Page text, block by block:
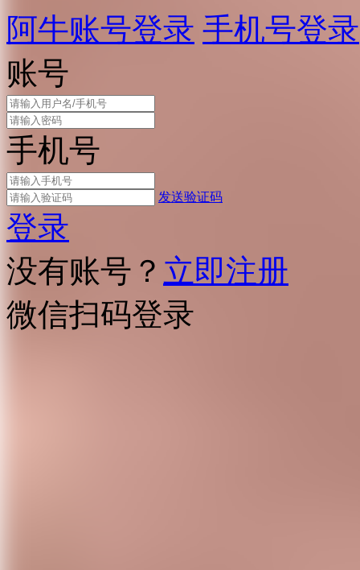
阿牛账号登录 手机号登录
账号
手机号
发送验证码
登录
没有账号？ 立即注册
微信扫码登录